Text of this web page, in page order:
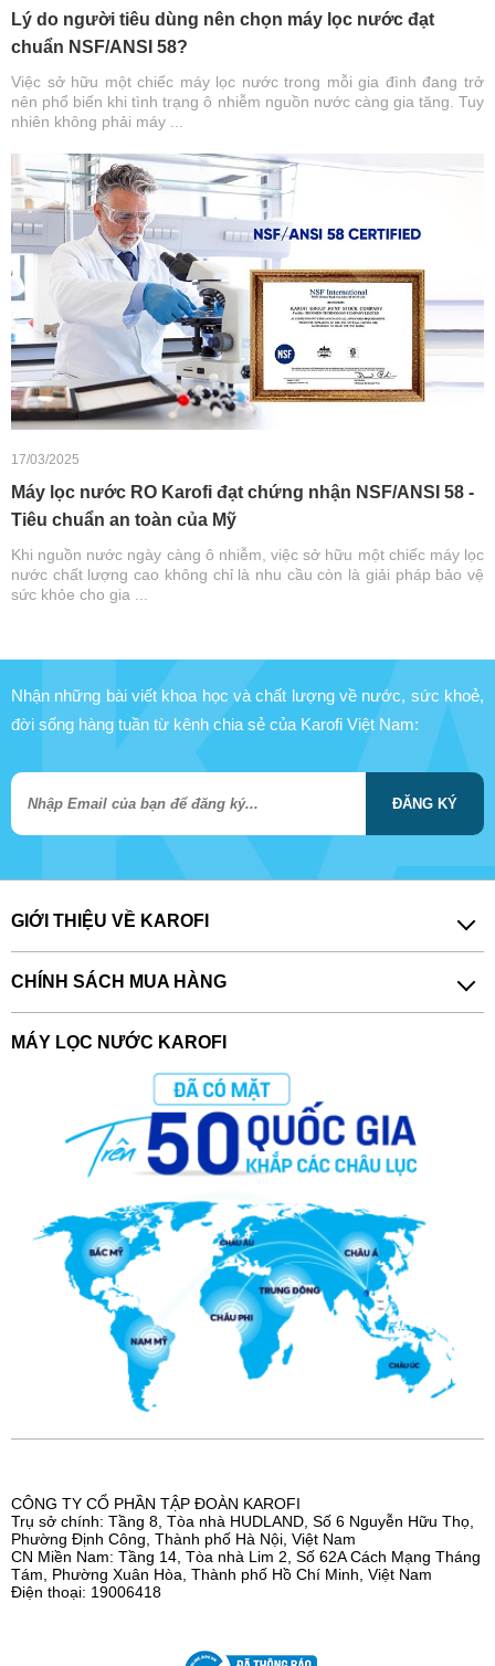
Lý do người tiêu dùng nên chọn máy lọc nước đạt
chuẩn NSF/ANSI 58?
Việc sở hữu một chiếc máy lọc nước trong mỗi gia đình đang trở
nên phổ biến khi tình trạng ô nhiễm nguồn nước càng gia tăng. Tuy
nhiên không phải máy ...
17/03/2025
Máy lọc nước RO Karofi đạt chứng nhận NSF/ANSI 58 -
Tiêu chuẩn an toàn của Mỹ
Khi nguồn nước ngày càng ô nhiễm, việc sở hữu một chiếc máy lọc
nước chất lượng cao không chỉ là nhu cầu còn là giải pháp bảo vệ
sức khỏe cho gia ...
Nhận những bài viết khoa học và chất lượng về nước, sức khoẻ,
đời sống hàng tuần từ kênh chia sẻ của Karofi Việt Nam:
ĐĂNG KÝ
GIỚI THIỆU VỀ KAROFI
CHÍNH SÁCH MUA HÀNG
MÁY LỌC NƯỚC KAROFI
CÔNG TY CỔ PHẦN TẬP ĐOÀN KAROFI
Trụ sở chính: Tầng 8, Tòa nhà HUDLAND, Số 6 Nguyễn Hữu Thọ,
Phường Định Công, Thành phố Hà Nội, Việt Nam
CN Miền Nam: Tầng 14, Tòa nhà Lim 2, Số 62A Cách Mạng Tháng
Tám, Phường Xuân Hòa, Thành phố Hồ Chí Minh, Việt Nam
Điện thoại: 19006418